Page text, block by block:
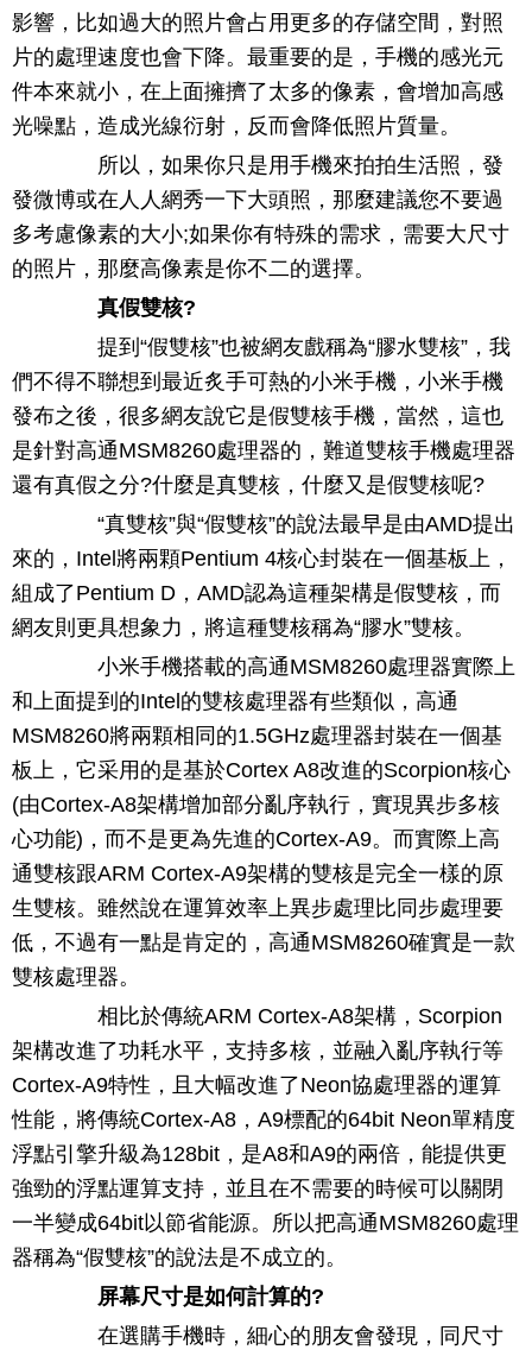
影響，比如過大的照片會占用更多的存儲空間，對照
片的處理速度也會下降。最重要的是，手機的感光元
件本來就小，在上面擁擠了太多的像素，會增加高感
光噪點，造成光線衍射，反而會降低照片質量。
所以，如果你只是用手機來拍拍生活照，發
發微博或在人人網秀一下大頭照，那麼建議您不要過
多考慮像素的大小;如果你有特殊的需求，需要大尺寸
的照片，那麼高像素是你不二的選擇。
真假雙核?
提到“假雙核”也被網友戲稱為“膠水雙核”，我
們不得不聯想到最近炙手可熱的小米手機，小米手機
發布之後，很多網友說它是假雙核手機，當然，這也
是針對高通MSM8260處理器的，難道雙核手機處理器
還有真假之分?什麼是真雙核，什麼又是假雙核呢?
“真雙核”與“假雙核”的說法最早是由AMD提出
來的，Intel將兩顆Pentium 4核心封裝在一個基板上，
組成了Pentium D，AMD認為這種架構是假雙核，而
網友則更具想象力，將這種雙核稱為“膠水”雙核。
小米手機搭載的高通MSM8260處理器實際上
和上面提到的Intel的雙核處理器有些類似，高通
MSM8260將兩顆相同的1.5GHz處理器封裝在一個基
板上，它采用的是基於Cortex A8改進的Scorpion核心
(由Cortex-A8架構增加部分亂序執行，實現異步多核
心功能)，而不是更為先進的Cortex-A9。而實際上高
通雙核跟ARM Cortex-A9架構的雙核是完全一樣的原
生雙核。雖然說在運算效率上異步處理比同步處理要
低，不過有一點是肯定的，高通MSM8260確實是一款
雙核處理器。
相比於傳統ARM Cortex-A8架構，Scorpion
架構改進了功耗水平，支持多核，並融入亂序執行等
Cortex-A9特性，且大幅改進了Neon協處理器的運算
性能，將傳統Cortex-A8，A9標配的64bit Neon單精度
浮點引擎升級為128bit，是A8和A9的兩倍，能提供更
強勁的浮點運算支持，並且在不需要的時候可以關閉
一半變成64bit以節省能源。所以把高通MSM8260處理
器稱為“假雙核”的說法是不成立的。
屏幕尺寸是如何計算的?
在選購手機時，細心的朋友會發現，同尺寸